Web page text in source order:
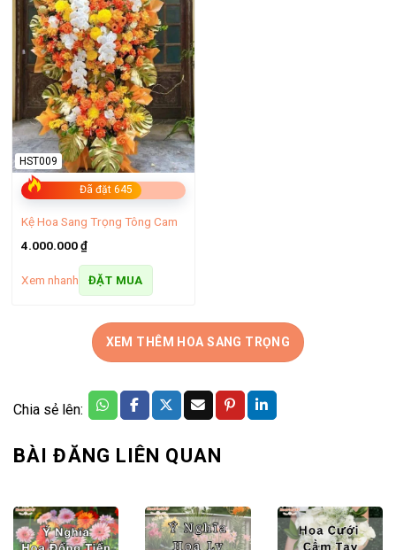
Đã đặt 645
HST009
Kệ Hoa Sang Trọng Tông Cam
4.000.000₫
Xem nhanh ĐẶT MUA
XEM THÊM HOA SANG TRỌNG
Chia sẻ lên:
BÀI ĐĂNG LIÊN QUAN